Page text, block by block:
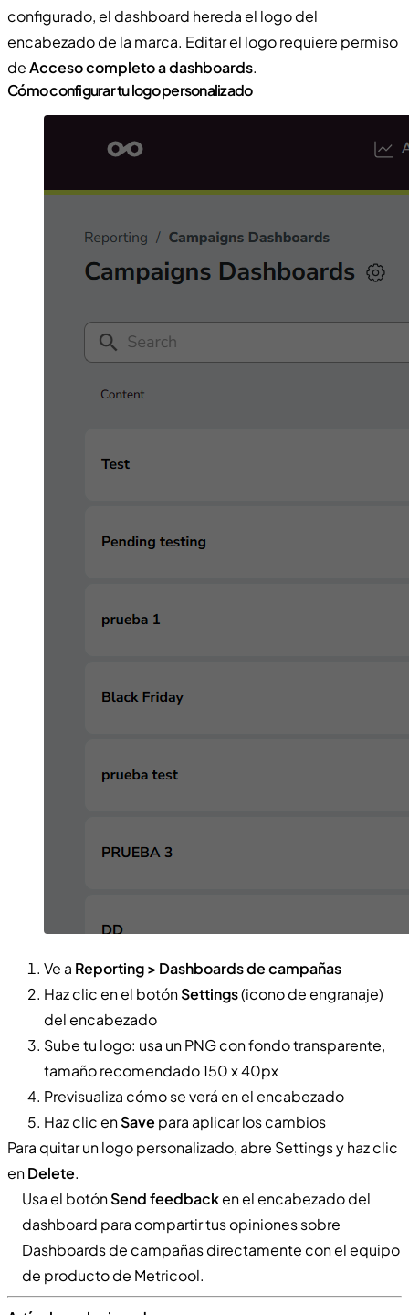
configurado, el dashboard hereda el logo del
encabezado de la marca. Editar el logo requiere permiso
deAcceso completo a dashboards.
Cómo configurar tu logo personalizado
Ve a Reporting > Dashboards de campañas
Haz clic en el botónSettings(icono de engranaje)
del encabezado
Sube tu logo: usa un PNG con fondo transparente,
tamaño recomendado 150 x 40px
Previsualiza cómo se verá en el encabezado
Haz clic enSave para aplicar los cambios
Para quitar un logo personalizado, abre Settings y haz clic
enDelete.
Usa el botónSend feedbacken el encabezado del
dashboard para compartir tus opiniones sobre
Dashboards de campañas directamente con el equipo
de producto de Metricool.